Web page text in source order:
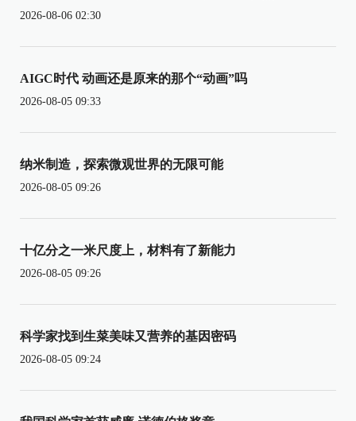
2026-08-06 02:30
AIGC时代 动画还是原来的那个“动画”吗
2026-08-05 09:33
纳米制造，探索微观世界的无限可能
2026-08-05 09:26
十亿分之一米尺度上，材料有了新能力
2026-08-05 09:26
科学家找到生菜美味又营养的基因密码
2026-08-05 09:24